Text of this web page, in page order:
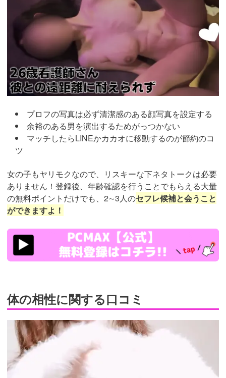
プロフの写真は必ず清潔感のある顔写真を設定する
余裕のある男を演出するためがっつかない
マッチしたらLINEかカカオに移動するのが節約のコ
ツ
女の子もヤリモクなので、リスキーな下ネタトークは必要
ありません！登録後、年齢確認を行うことでもらえる大量
の無料ポイントだけでも、2∼3人のセフレ候補と会うこと
ができますよ！
https://pcmax.jp/lp/?
ad_id=rm307152
体の相性に関する口コミ